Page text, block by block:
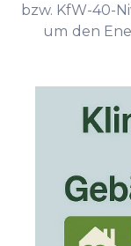
bzw. KfW-40-
um den